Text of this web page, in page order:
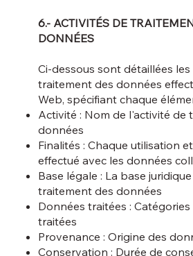
6.- ACTIVITÉS DE
DONNÉES
Ci-dessous sont détaillées
traitement des données
Web, spécifiant chaque
Activité : Nom de l'activité de
données
Finalités : Chaque utilisation
effectué avec les données
Base légale : La base
traitement des données
Données traitées :
traitées
Provenance : Origine des
Conservation : Durée de